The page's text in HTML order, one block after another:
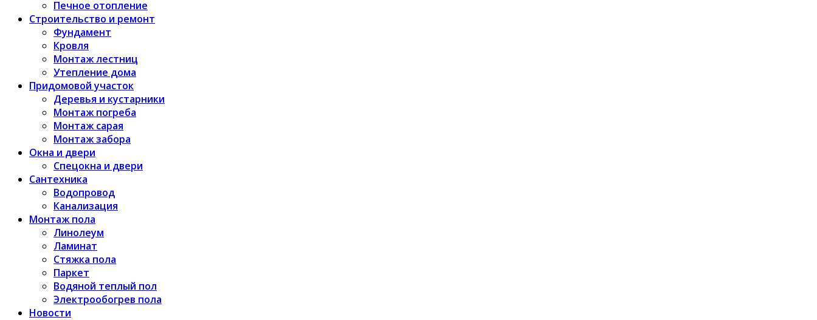
Печное отопление
Строительство и ремонт
Фундамент
Кровля
Монтаж лестниц
Утепление дома
Придомовой участок
Деревья и кустарники
Монтаж погреба
Монтаж сарая
Монтаж забора
Окна и двери
Спецокна и двери
Сантехника
Водопровод
Канализация
Монтаж пола
Линолеум
Ламинат
Стяжка пола
Паркет
Водяной теплый пол
Электрообогрев пола
Новости